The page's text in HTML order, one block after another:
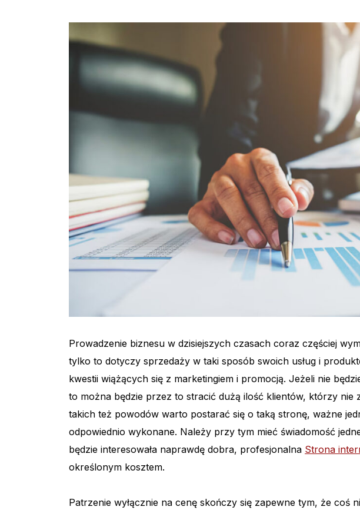
Prowadzenie biznesu w dzisiejszych czasach coraz częściej
tylko to dotyczy sprzedaży w taki sposób swoich usług i
kwestii wiążących się z marketingiem i promocją. Jeżeli nie
to można będzie przez to stracić dużą ilość klientów, którzy nie
takich też powodów warto postarać się o taką stronę, ważne
odpowiednio wykonane. Należy przy tym mieć świadomość
będzie interesowała naprawdę dobra, profesjonalna Strona
określonym kosztem.
Patrzenie wyłącznie na cenę skończy się zapewne tym, że coś